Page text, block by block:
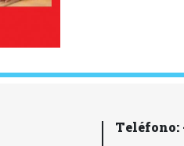
Teléfono: